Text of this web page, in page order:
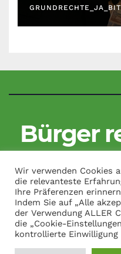
Bürger
Copyright by Bürger reden
News
Wir verwenden Cookies
die relevanteste
Ihre Präferenzen
Indem Sie auf „Alle
der Verwendung ALLER
die „Cookie-
kontrollierte Einwilligung